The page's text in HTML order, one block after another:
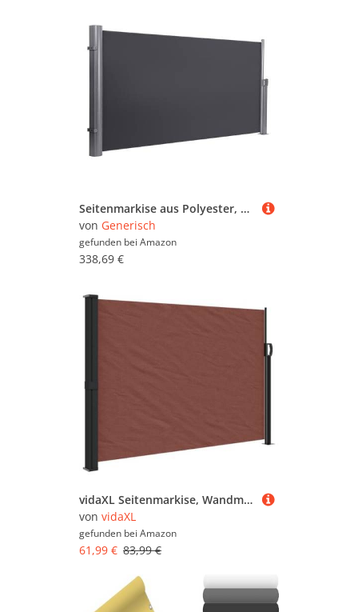
Seitenmarkise aus Polyester, einziehbar, UV-beständig und wasserdicht, 180 g, für Terrasse, Garten, Balkon (120 x 170 x 200 x 600 cm) (A5 140 x 500 cm)
von Generisch
gefunden bei Amazon
338,69 €
vidaXL Seitenmarkise, Wandmarkise mit PU-Beschichtung, Sichtschutz für Balkon Terrasse Garten, Windschutz Markise, Ausziehbar Braun Polyester
von vidaXL
gefunden bei Amazon
61,99 € 83,99 €